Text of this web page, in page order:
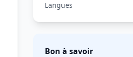
Langues
Bon à savoir